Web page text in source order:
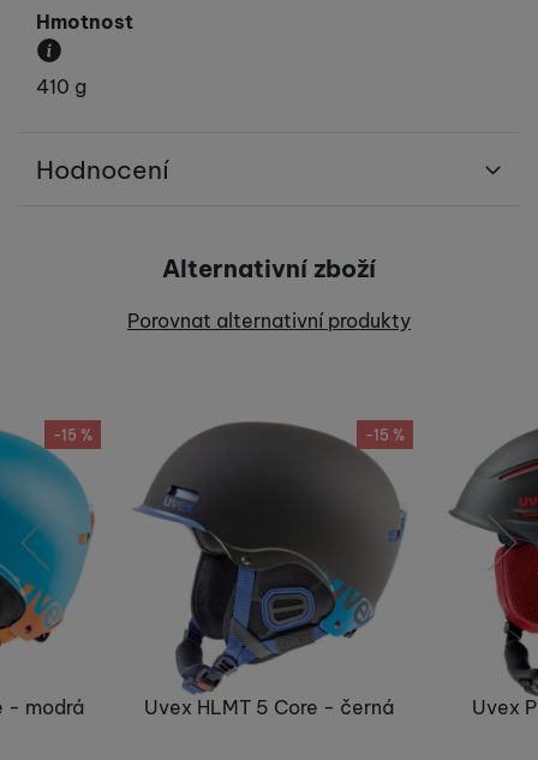
Hmotnost
Váha produktu.
410 g
Hodnocení
Recenze
Alternativní zboží
Porovnat alternativní produkty
předchozí následující
-15 %
Uvex HLMT 5 Core - černá Uvex
-15 %
- modrá